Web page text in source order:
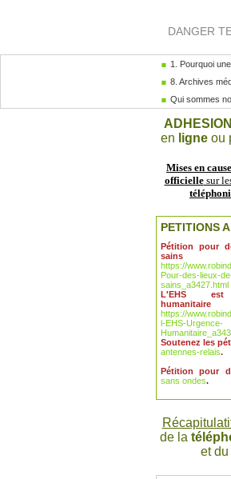
DANGER
1. Pourquoi
8. Archives
Qui sommes
en ligne ou
Mises en cause
officiellesur
PETITIONS
Pétition pour
sains
https://
Pour-des-lieux-
sains_a3427.html
L'EHS est
humanitaire
https://
l-EHS-Urgence-
Soutenez les
antennes-relais.
Pétition pour
sans ondes.
de la
et du